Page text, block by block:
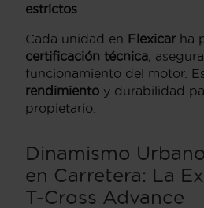
estrictos
Cada unidad en Flexicarha
certificación técnica ,
funcionamiento del motor.
rendimiento y durabilidad
propietario.
Dinamismo
en Carretera: La
T-Cross Advance